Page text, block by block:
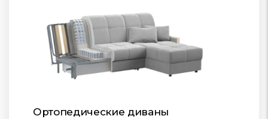
Ортопедические диваны